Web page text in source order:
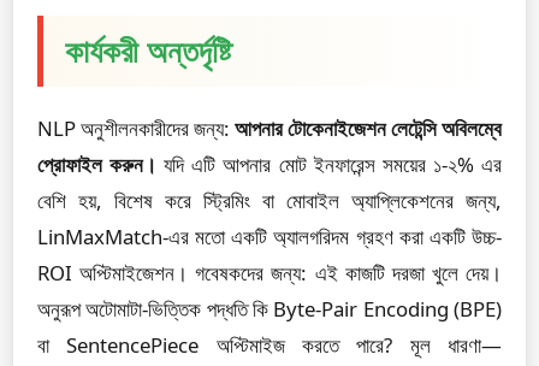
কার্যকরী অন্তর্দৃষ্টি
NLP অনুশীলনকারীদের জন্য: আপনার টোকেনাইজেশন লেটেন্সি অবিলম্বে
প্রোফাইল করুন। যদি এটি আপনার মোট ইনফারেন্স সময়ের ১-২% এর
বেশি হয়, বিশেষ করে স্ট্রিমিং বা মোবাইল অ্যাপ্লিকেশনের জন্য,
LinMaxMatch-এর মতো একটি অ্যালগরিদম গ্রহণ করা একটি উচ্চ-
ROI অপ্টিমাইজেশন। গবেষকদের জন্য: এই কাজটি দরজা খুলে দেয়।
অনুরূপ অটোমাটা-ভিত্তিক পদ্ধতি কি Byte-Pair Encoding (BPE)
বা SentencePiece অপ্টিমাইজ করতে পারে? মূল ধারণা—